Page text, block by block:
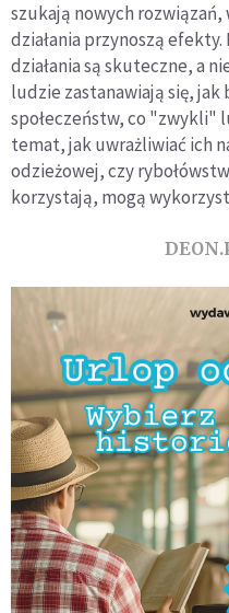
szukają nowych
działania przynoszą
działania są skuteczne, a
ludzie zastanawiają się, jak
społeczeństw, co "zwykli"
temat, jak uwrażliwiać ich
odzieżowej, czy
korzystają, mogą